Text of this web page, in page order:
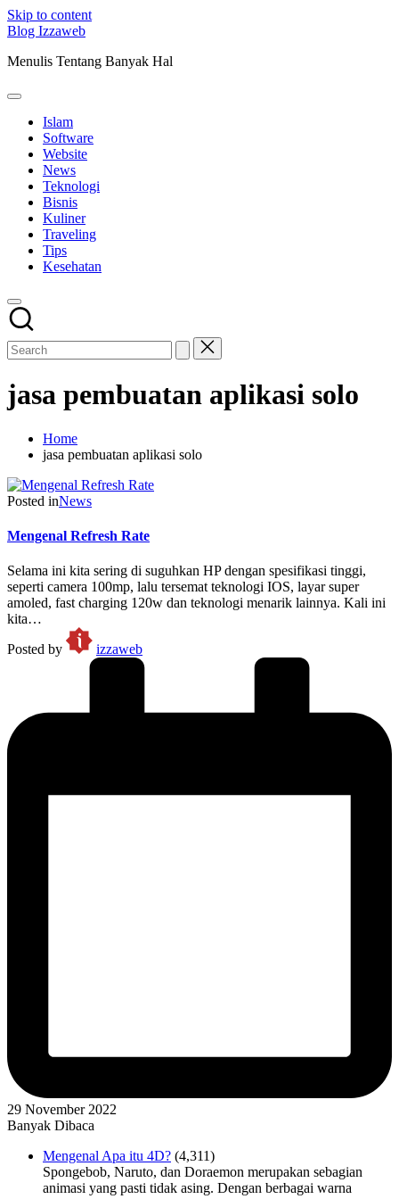
Skip to content
Blog Izzaweb
Menulis Tentang Banyak Hal
Islam
Software
Website
News
Teknologi
Bisnis
Kuliner
Traveling
Tips
Kesehatan
jasa pembuatan aplikasi solo
Home
jasa pembuatan aplikasi solo
Posted inNews
Mengenal Refresh Rate
Selama ini kita sering di suguhkan HP dengan spesifikasi tinggi,
seperti camera 100mp, lalu tersemat teknologi IOS, layar super
amoled, fast charging 120w dan teknologi menarik lainnya. Kali ini
kita…
Posted by
izzaweb
29 November 2022
Banyak Dibaca
Mengenal Apa itu 4D? (4,311)
Spongebob, Naruto, dan Doraemon merupakan sebagian
animasi yang pasti tidak asing. Dengan berbagai warna